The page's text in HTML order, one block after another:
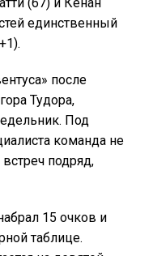
(67) и Кенан
единственный
после
Тудора,
Под
команда не
подряд,
15 очков и
таблице.